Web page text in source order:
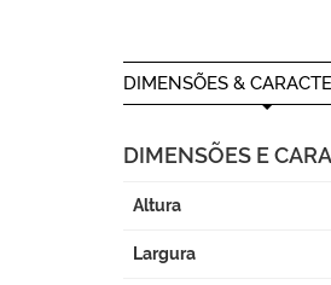
DIMENSÕES &
DIMENSÕES E
Altura
Largura